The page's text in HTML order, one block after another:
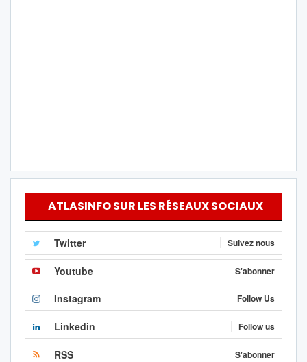
ATLASINFO SUR LES RÉSEAUX SOCIAUX
Twitter Suivez nous
Youtube S'abonner
Instagram Follow Us
Linkedin Follow us
RSS S'abonner